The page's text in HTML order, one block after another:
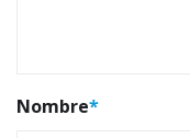
Nombre*